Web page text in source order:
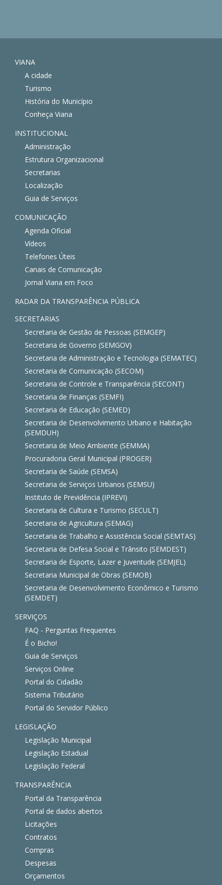
VIANA
A cidade
Turismo
História do Município
Conheça Viana
INSTITUCIONAL
Administração
Estrutura Organizacional
Secretarias
Localização
Guia de Serviços
COMUNICAÇÃO
Agenda Oficial
Vídeos
Telefones Úteis
Canais de Comunicação
Jornal Viana em Foco
RADAR DA TRANSPARÊNCIA PÚBLICA
SECRETARIAS
Secretaria de Gestão de Pessoas (SEMGEP)
Secretaria de Governo (SEMGOV)
Secretaria de Administração e Tecnologia (SEMATEC)
Secretaria de Comunicação (SECOM)
Secretaria de Controle e Transparência (SECONT)
Secretaria de Finanças (SEMFI)
Secretaria de Educação (SEMED)
Secretaria de Desenvolvimento Urbano e Habitação
(SEMDUH)
Secretaria de Meio Ambiente (SEMMA)
Procuradoria Geral Municipal (PROGER)
Secretaria de Saúde (SEMSA)
Secretaria de Serviços Urbanos (SEMSU)
Instituto de Previdência (IPREVI)
Secretaria de Cultura e Turismo (SECULT)
Secretaria de Agricultura (SEMAG)
Secretaria de Trabalho e Assistência Social (SEMTAS)
Secretaria de Defesa Social e Trânsito (SEMDEST)
Secretaria de Esporte, Lazer e Juventude (SEMJEL)
Secretaria Municipal de Obras (SEMOB)
Secretaria de Desenvolvimento Econômico e Turismo
(SEMDET)
SERVIÇOS
FAQ - Perguntas Frequentes
É o Bicho!
Guia de Serviços
Serviços Online
Portal do Cidadão
Sistema Tributário
Portal do Servidor Público
LEGISLAÇÃO
Legislação Municipal
Legislação Estadual
Legislação Federal
TRANSPARÊNCIA
Portal da Transparência
Portal de dados abertos
Licitações
Contratos
Compras
Despesas
Orçamentos